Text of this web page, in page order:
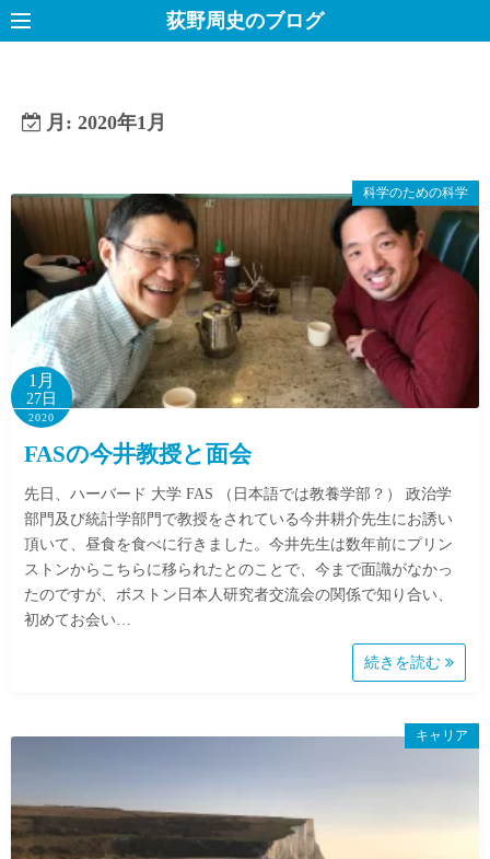
コ
ン
キ
荻野周史のブログ
月: 2020年1月
科学のための科学
1月
27日
2020
FASの今井教授と面会
先日、ハーバード 大学 FAS （日本語では教養学部？） 政治学
部門及び統計学部門で教授をされている今井耕介先生にお誘い
頂いて、昼食を食べに行きました。今井先生は数年前にプリン
ストンからこちらに移られたとのことで、今まで面識がなかっ
たのですが、ボストン日本人研究者交流会の関係で知り合い、
初めてお会い…
続きを読む
キャリア